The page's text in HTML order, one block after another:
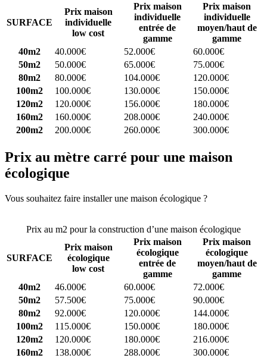
SURFACE
Prix maison
individuelle
low cost
Prix maison
individuelle
entrée de
gamme
Prix maison
individuelle
moyen/haut de
gamme
40m2
40.000€ 52.000€
60.000€
50m2
50.000€ 65.000€
75.000€
80m2
80.000€ 104.000€
120.000€
100m2
100.000€ 130.000€
150.000€
120m2
120.000€ 156.000€
180.000€
160m2
160.000€ 208.000€
240.000€
200m2
200.000€ 260.000€ 300.000€
Prix au mètre carré pour une maison
écologique
Vous souhaitez faire installer une maison écologique ?
Prix au m2 pour la construction d’une maison écologique
SURFACE
Prix maison
écologique
low cost
Prix maison
écologique
entrée de
gamme
Prix maison
écologique
moyen/haut de
gamme
40m2
46.000€ 60.000€
72.000€
50m2
57.500€ 75.000€
90.000€
80m2
92.000€ 120.000€
144.000€
100m2
115.000€ 150.000€
180.000€
120m2
120.000€ 180.000€
216.000€
160m2
138.000€ 288.000€
300.000€